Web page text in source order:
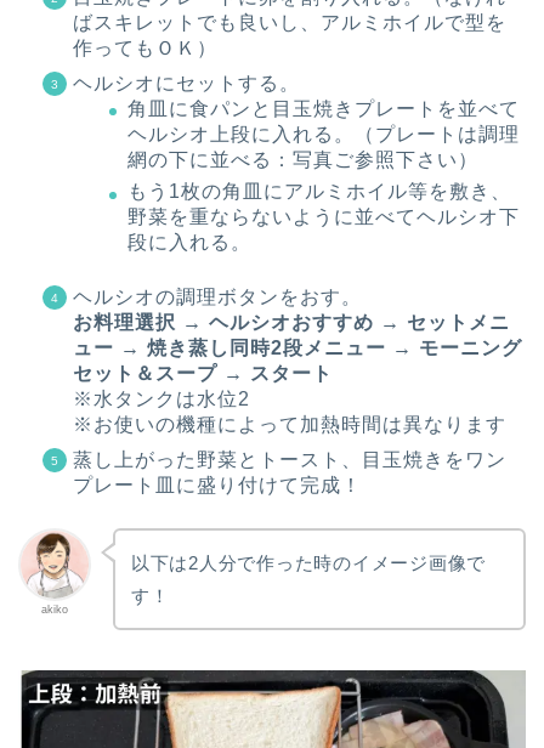
ばスキレットでも良いし、アルミホイルで型を
作ってもＯＫ）
ヘルシオにセットする。
角皿に食パンと目玉焼きプレートを並べて
ヘルシオ上段に入れる。（プレートは調理
網の下に並べる：写真ご参照下さい）
もう1枚の角皿にアルミホイル等を敷き、
野菜を重ならないように並べてヘルシオ下
段に入れる。
ヘルシオの調理ボタンをおす。
お料理選択 → ヘルシオおすすめ → セットメニ
ュー → 焼き蒸し同時2段メニュー → モーニング
セット＆スープ → スタート
※水タンクは水位2
※お使いの機種によって加熱時間は異なります
蒸し上がった野菜とトースト、目玉焼きをワン
プレート皿に盛り付けて完成！
akiko
以下は2人分で作った時のイメージ画像で
す！